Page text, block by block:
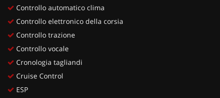
Controllo automatico clima
Controllo elettronico della corsia
Controllo trazione
Controllo vocale
Cronologia tagliandi
Cruise Control
ESP